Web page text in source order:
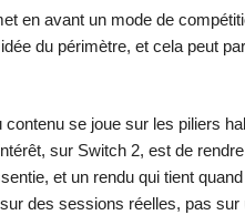
en avant un mode de
du périmètre, et cela peut
contenu se joue sur les piliers
sur Switch 2, est de
et un rendu qui tient
des sessions réelles, pas sur